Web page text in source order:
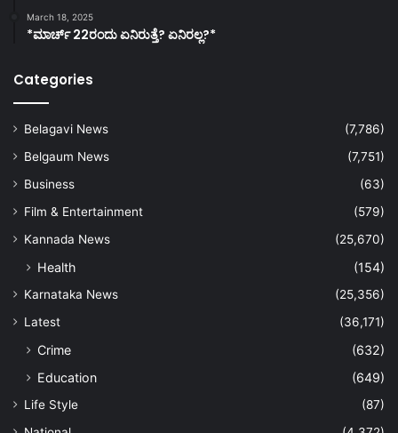
March 18, 2025
*ಮಾರ್ಚ್ 22ರಂದು ಏನಿರುತ್ತೆ? ಏನಿರಲ್ಲ?*
Categories
Belagavi News
(7,786)
Belgaum News
(7,751)
Business
(63)
Film & Entertainment
(579)
Kannada News
(25,670)
Health (154)
Karnataka News
(25,356)
Latest
(36,171)
Crime
(632)
Education
(649)
Life Style
(87)